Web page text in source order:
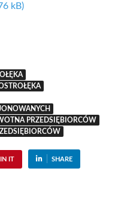
kB)
PRZEDSIĘBIORCÓW
IT SHARE